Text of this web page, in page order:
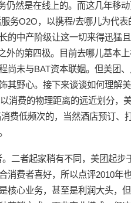
仍然是在线上的。而这几年移
务O2O，以携程/去哪儿为代
中产阶级让这一切来得迅猛且
外的第四极。目前去哪儿基本
尚未与BAT资本联姻。但美团
其野心。接下来谈谈如何理解
消费的物理距离的远近划分，
费低频次的，当然酒店预订、
二者起家稍有不同，美团起步
消费者喜好，所以点评2010年
核心业务，甚至是利润大头，